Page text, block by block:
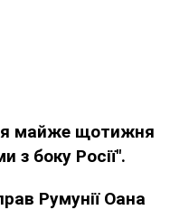
майже щотижня
з боку Росії".
Румунії Оана